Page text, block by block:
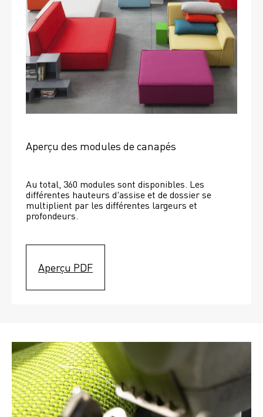
Aperçu des modules de canapés
Au total, 360 modules sont disponibles. Les
différentes hauteurs d'assise et de dossier se
multiplient par les différentes largeurs et
profondeurs.
Aperçu PDF